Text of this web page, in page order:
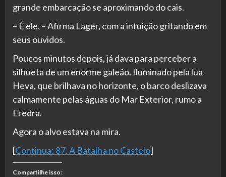
grande embarcação se aproximando do cais.
– É ele. – Afirma Lager, com a intuição gritando em
seus ouvidos.
Poucos minutos depois, já dava para perceber a
silhueta de um enorme galeão. Iluminado pela lua
Heva, que brilhava no horizonte, o barco deslizava
calmamente pelas águas do Mar Exterior, rumo a
Eredra.
Agora o alvo estava na mira.
[Continua: 87. A Batalha no Castelo]
Compartilhe isso: